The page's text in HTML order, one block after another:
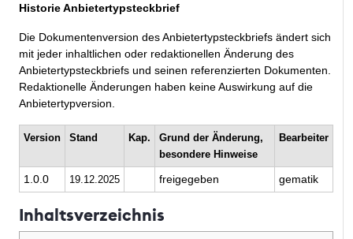
Historie Anbietertypsteckbrief
Die Dokumentenversion des Anbietertypsteckbriefs ändert sich
mit jeder inhaltlichen oder redaktionellen Änderung des
Anbietertypsteckbriefs und seinen referenzierten Dokumenten.
Redaktionelle Änderungen haben keine Auswirkung auf die
Anbietertypversion.
Version Stand Kap.
Grund der Änderung,
besondere Hinweise
Bearbeiter
1.0.0 19.12.2025 freigegeben gematik
Inhaltsverzeichnis